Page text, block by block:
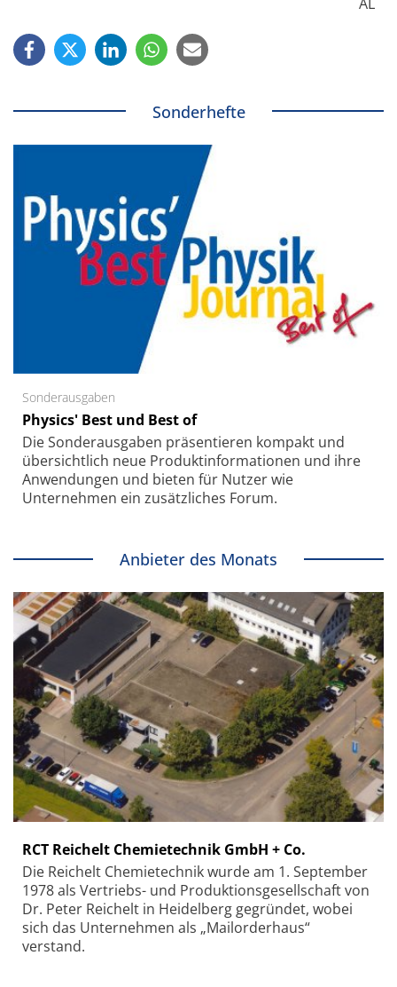
Sonderhefte
Sonderausgaben
Physics' Best und Best of
Die Sonder­ausgaben präsentieren kompakt und
übersichtlich neue Produkt­informationen und ihre
Anwendungen und bieten für Nutzer wie
Unternehmen ein zusätzliches Forum.
Anbieter des Monats
RCT Reichelt Chemietechnik GmbH + Co.
Die Reichelt Chemietechnik wurde am 1. September
1978 als Vertriebs- und Produktionsgesellschaft von
Dr. Peter Reichelt in Heidelberg gegründet, wobei
sich das Unternehmen als „Mailorderhaus“
verstand.